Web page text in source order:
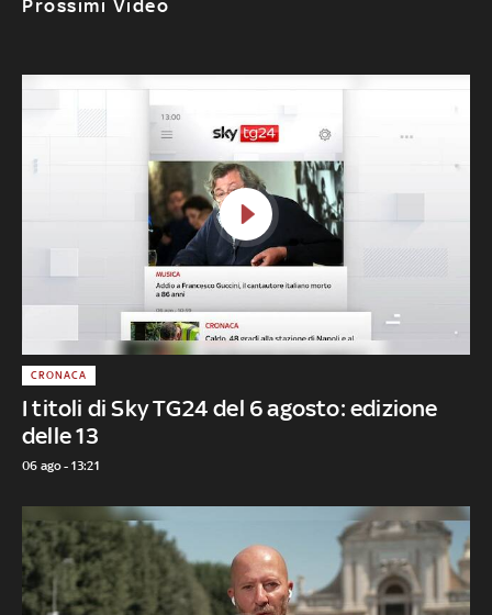
Prossimi Video
I titoli di Sky TG24 del 6 agosto: edizione
delle 13
CRONACA
06 ago - 13:21